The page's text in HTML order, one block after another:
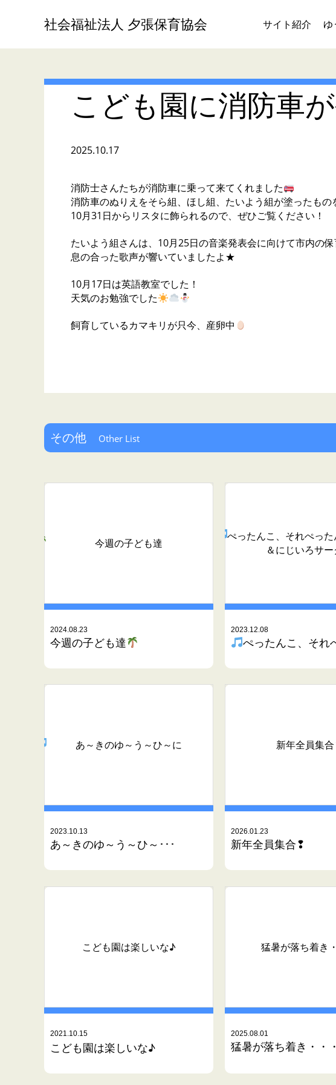
社会福祉法人 夕張保育協会 サイト紹介 ゆ
こども園に消防車
2025.10.17
消防士さんたちが消防車に乗って来てくれました
消防車のぬりえをそら組、ほし組、たいよう組が塗ったもの
10月31日からリスタに飾られるので、ぜひご覧ください！
たいよう組さんは、10月25日の音楽発表会に向けて市内の
息の合った歌声が響いていましたよ★
10月17日は英語教室でした！
天気のお勉強でした
飼育しているカマキリが只今、産卵中
その他 Other List
今週の子ども達
2024.08.23
今週の子ども達
ぺったんこ、それぺった
＆にじいろサ
2023.12.08
ぺったんこ、それ
あ～きのゆ～う～ひ～に
2023.10.13
あ～きのゆ～う～ひ～･･･
新年全員集
2026.01.23
新年全員集合❢
こども園は楽しいな♪
2021.10.15
こども園は楽しいな♪
猛暑が落ち着き
2025.08.01
猛暑が落ち着き・・・